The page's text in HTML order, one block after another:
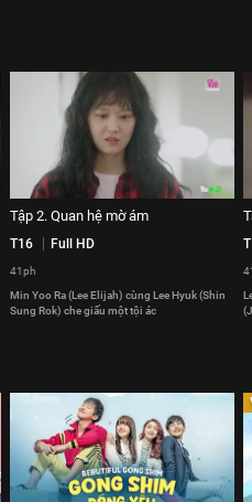
Tập 2. Quan hệ mờ ám
T16 Full HD
41ph
Min Yoo Ra (Lee Elijah) cùng Lee Hyuk (Shin
Sung Rok) che giấu một tội ác